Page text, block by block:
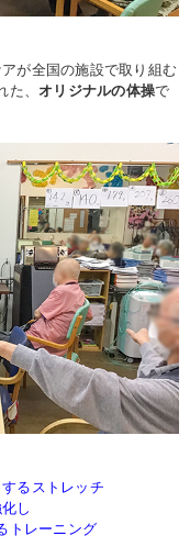
が全国の施設で取り組む
た、オリジナルの体操で
るストレッチ
し
トレーニング